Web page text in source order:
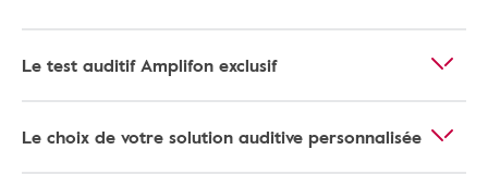
Le test auditif Amplifon exclusif
Le choix de votre solution auditive personnalisée